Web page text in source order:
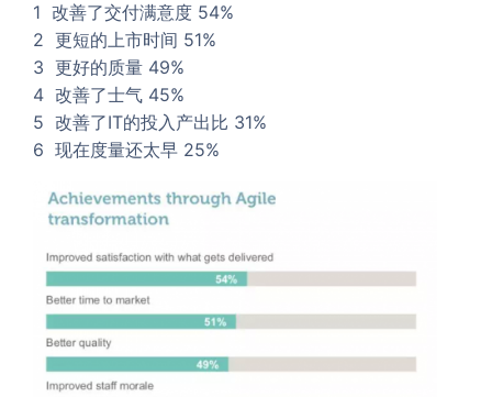
1 改善了交付满意度 54%
2 更短的上市时间 51%
3 更好的质量 49%
4 改善了士气 45%
5 改善了IT的投入产出比 31%
6 现在度量还太早 25%